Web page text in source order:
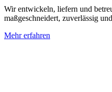
Wir entwickeln, liefern und
maßgeschneidert, zuverlässig
Mehr erfahren